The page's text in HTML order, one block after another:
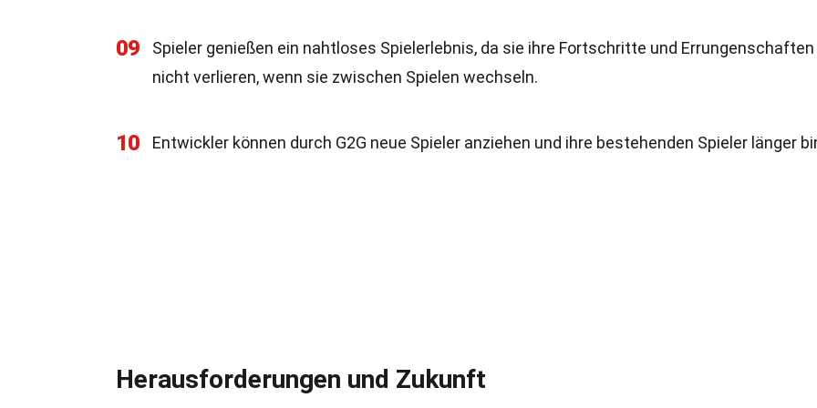
09
Spieler genießen ein nahtloses Spielerlebnis, da sie ihre Fortschritte und Errungenschaften
nicht verlieren, wenn sie zwischen Spielen wechseln.
10 Entwickler können durch G2G neue Spieler anziehen und ihre bestehenden Spieler länger
Herausforderungen und Zukunft